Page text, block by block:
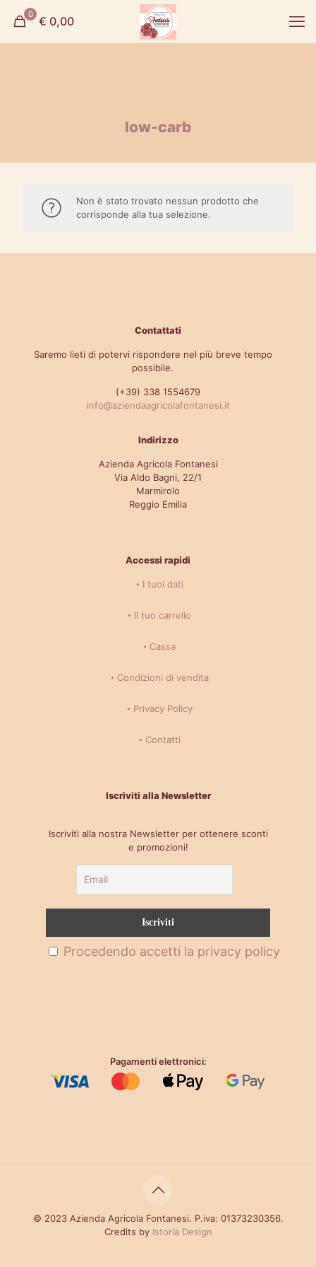
0 € 0,00
low-carb
Non è stato trovato nessun prodotto che
corrisponde alla tua selezione.
Contattati
Saremo lieti di potervi rispondere nel più breve tempo
possibile.
(+39) 338 1554679
info@aziendaagricolafontanesi.it
Indirizzo
Azienda Agricola Fontanesi
Via Aldo Bagni, 22/1
Marmirolo
Reggio Emilia
Accessi rapidi
I tuoi dati
Il tuo carrello
Cassa
Condizioni di vendita
Privacy Policy
Contatti
Iscriviti alla Newsletter
Iscriviti alla nostra Newsletter per ottenere sconti
e promozioni!
Procedendo accetti la privacy policy
Pagamenti elettronici:
© 2023 Azienda Agricola Fontanesi. P.iva: 01373230356.
Credits by Istoria Design